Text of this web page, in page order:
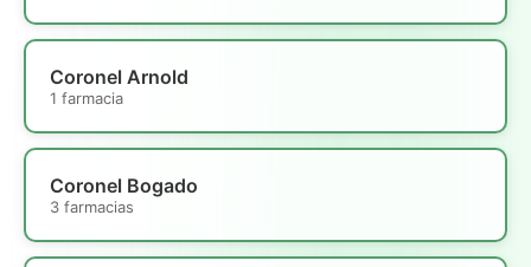
Coronel Arnold
1 farmacia
Coronel Bogado
3 farmacias